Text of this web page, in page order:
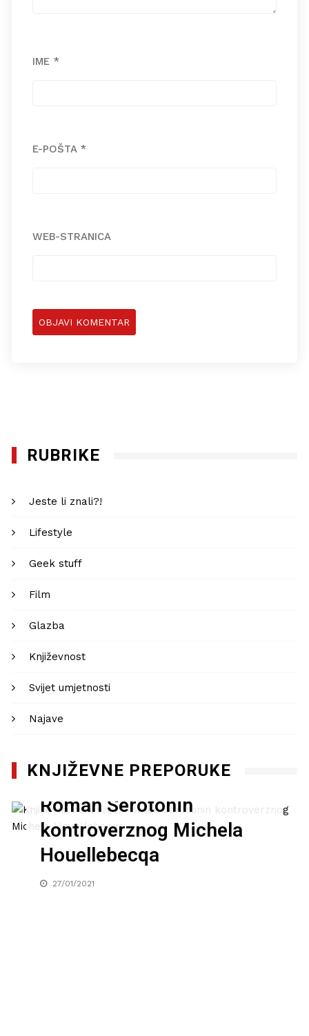
IME *
E-POŠTA *
WEB-STRANICA
RUBRIKE
Jeste li znali?!
Lifestyle
Geek stuff
Film
Glazba
Književnost
Svijet umjetnosti
Najave
KNJIŽEVNE PREPORUKE
Književna recenzija:
Roman Serotonin
kontroverznog Michela
Houellebecqa
27/01/2021